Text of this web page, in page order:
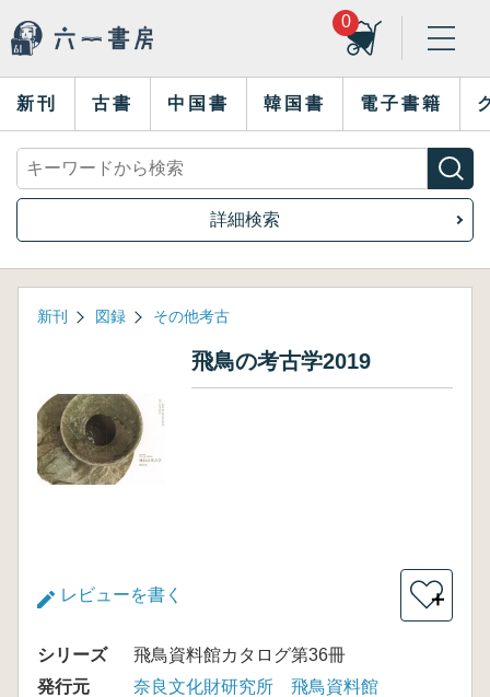
0
新刊 古書 中国書 韓国書 電子書籍
詳細検索
新刊 図録 その他考古
飛鳥の考古学2019
レビューを書く ＋
シリーズ
飛鳥資料館カタログ第36冊
発行元
奈良文化財研究所 飛鳥資料館